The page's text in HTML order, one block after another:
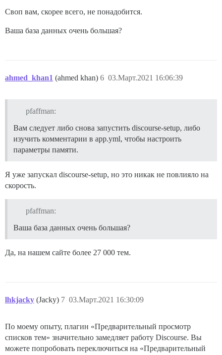
Своп вам, скорее всего, не понадобится.
Ваша база данных очень большая?
ahmed_khan1 (ahmed khan) 03.Март.2021 16:06:39
6
pfaffman:
Вам следует либо снова запустить discourse-setup, либо
изучить комментарии в app.yml, чтобы настроить
параметры памяти.
Я уже запускал discourse-setup, но это никак не повлияло на
скорость.
pfaffman:
Ваша база данных очень большая?
Да, на нашем сайте более 27 000 тем.
lhkjacky (Jacky) 03.Март.2021 16:30:09
7
По моему опыту, плагин «Предварительный просмотр
списков тем» значительно замедляет работу Discourse. Вы
можете попробовать переключиться на «Предварительный